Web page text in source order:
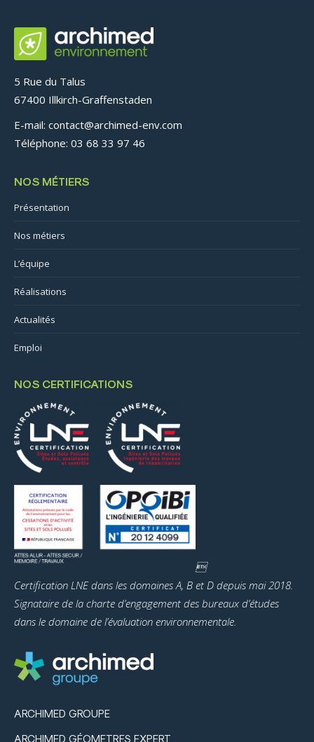
5 Rue du Talus
67400 Illkirch-Graffenstaden
E-mail: contact@archimed-env.com
Téléphone: 03 68 33 97 46
NOS MÉTIERS
Présentation
Nos métiers
L’équipe
Réalisations
Actualités
Emploi
NOS CERTIFICATIONS

Certification LNE dans les domaines A, B et D depuis mai 2018.
Signataire de la charte d’engagement des bureaux d’études
dans le domaine de l’évaluation environnementale.
ARCHIMED GROUPE
ARCHIMED GÉOMETRES EXPERT